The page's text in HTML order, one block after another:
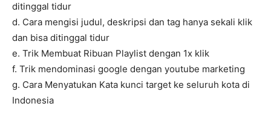
ditinggal tidur
d. Cara mengisi judul, deskripsi dan tag hanya sekali klik
dan bisa ditinggal tidur
e. Trik Membuat Ribuan Playlist dengan 1x klik
f. Trik mendominasi google dengan youtube marketing
g. Cara Menyatukan Kata kunci target ke seluruh kota di
Indonesia